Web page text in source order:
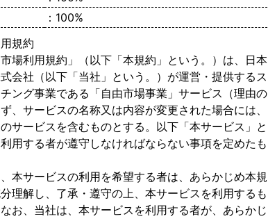
：100%
規約
場利用規約」（以下「本規約」という。）は、日本
会社（以下「当社」という。）が運営・提供するス
ング事業である「自由市場事業」サービス（理由の
、サービスの名称又は内容が変更された場合には、
サービスを含むものとする。以下「本サービス」と
用する者が遵守しなければならない事項を定めたも
本サービスの利用を希望する者は、あらかじめ本規
理解し、了承・遵守の上、本サービスを利用するも
お、当社は、本サービスを利用する者が、あらかじ